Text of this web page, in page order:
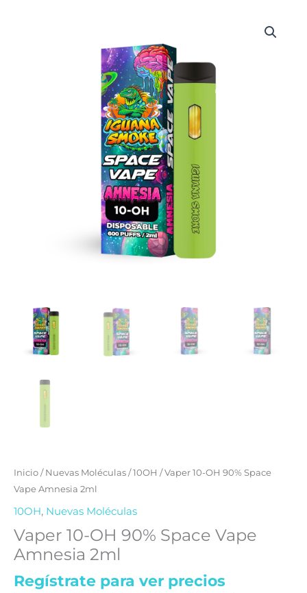
Inicio/Nuevas Moléculas/10OH / Vaper 10-OH 90% Space
Vape Amnesia 2ml
10OH, Nuevas Moléculas
Vaper 10-OH 90% Space Vape
Amnesia 2ml
Regístrate para ver precios